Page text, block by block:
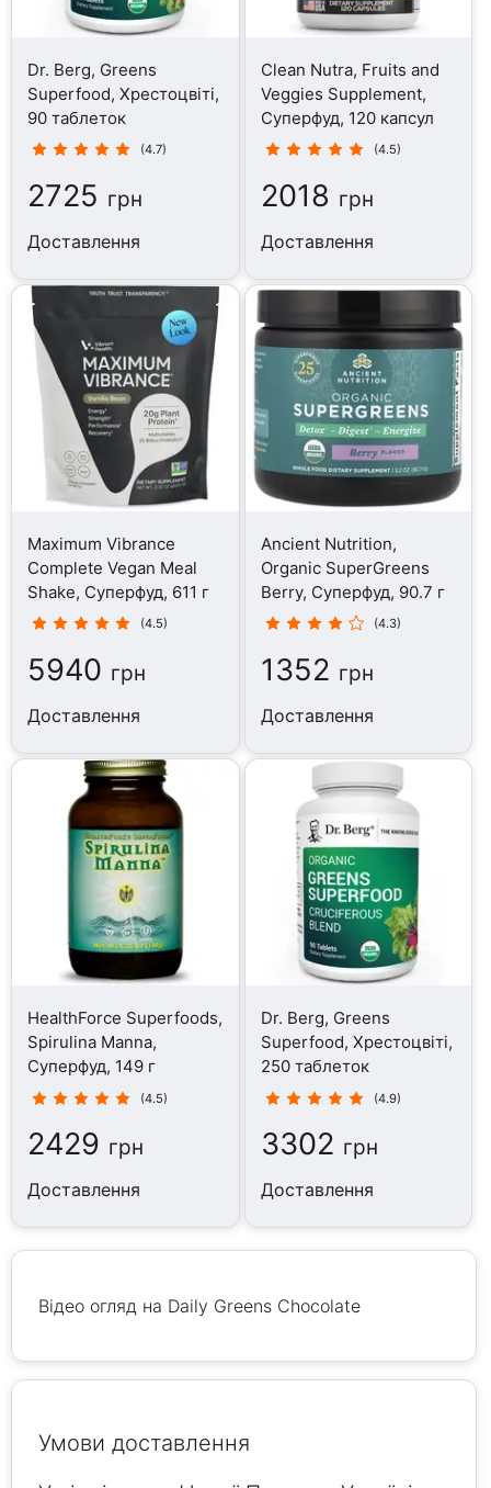
Dr. Berg, Greens
Superfood, Хрестоцвіті,
90 таблеток
(4.7)
2725 грн
Доставлення
Clean Nutra, Fruits and
Veggies Supplement,
Суперфуд, 120 капсул
(4.5)
2018 грн
Доставлення
Maximum Vibrance
Complete Vegan Meal
Shake, Суперфуд, 611 г
(4.5)
5940 грн
Доставлення
Ancient Nutrition,
Organic SuperGreens
Berry, Суперфуд, 90.7 г
(4.3)
1352 грн
Доставлення
HealthForce Superfoods,
Spirulina Manna,
Суперфуд, 149 г
(4.5)
2429 грн
Доставлення
Dr. Berg, Greens
Superfood, Хрестоцвіті,
250 таблеток
(4.9)
3302 грн
Доставлення
Відео огляд на Daily Greens Chocolate
Умови доставлення